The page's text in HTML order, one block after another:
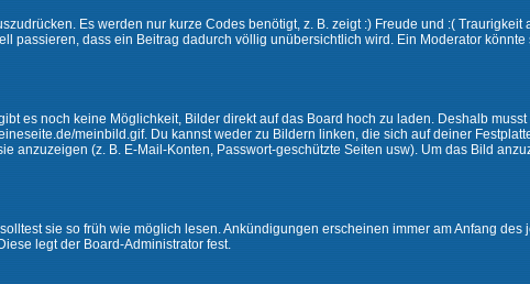
Es werden nur kurze Codes benötigt, z. B. zeigt :) Freude und :(
passieren, dass ein Beitrag dadurch völlig unübersichtlich wird. Ein Moderator
es noch keine Möglichkeit, Bilder direkt auf das Board hoch zu laden. Deshalb
meinbild.gif. Du kannst weder zu Bildern linken, die sich auf deiner
anzuzeigen (z. B. E-Mail-Konten, Passwort-geschützte Seiten usw). Um das Bild
sie so früh wie möglich lesen. Ankündigungen erscheinen immer am Anfang
legt der Board-Administrator fest.